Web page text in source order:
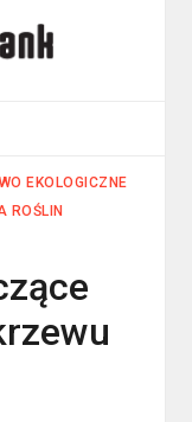
EKOLOGICZNE
ROŚLIN